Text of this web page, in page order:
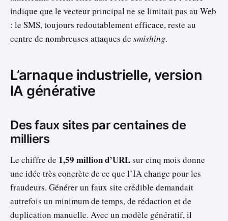
indique que le vecteur principal ne se limitait pas au Web
: le SMS, toujours redoutablement efficace, reste au
centre de nombreuses attaques de smishing.
L’arnaque industrielle, version
IA générative
Des faux sites par centaines de
milliers
Le chiffre de 1,59 million d’URLsur cinq mois donne
une idée très concrète de ce que l’IA change pour les
fraudeurs. Générer un faux site crédible demandait
autrefois un minimum de temps, de rédaction et de
duplication manuelle. Avec un modèle génératif, il